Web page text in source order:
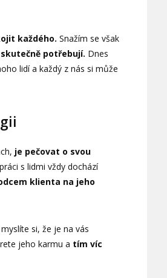
každého. Snažím se však
potřebují. Dnes
lidí a každý z nás si může
je pečovat o svou
s lidmi vždy dochází
klienta na jeho
si, že je na vás
jeho karmu a tím víc